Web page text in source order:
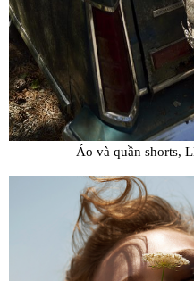
Áo và quần shorts,